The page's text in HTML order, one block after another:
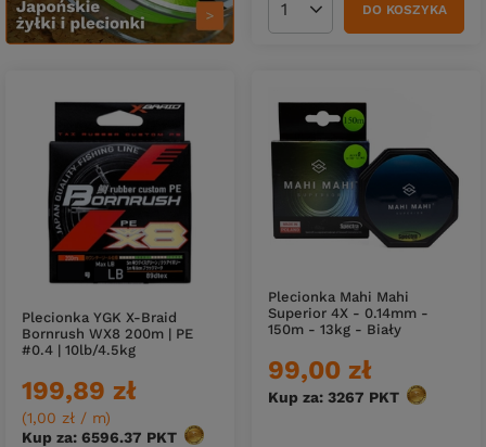
Ilość produktówDO KOSZYKA
Plecionka YGK X-Braid
Bornrush WX8 200m | PE
#0.4 | 10lb/4.5kg
199,89 zł
(1,00 zł / m)
Kup za: 6596.37 PKT punktów
Plecionka Mahi Mahi
Superior 4X - 0.14mm -
150m - 13kg - Biały
99,00 zł
Kup za: 3267 PKT punktów